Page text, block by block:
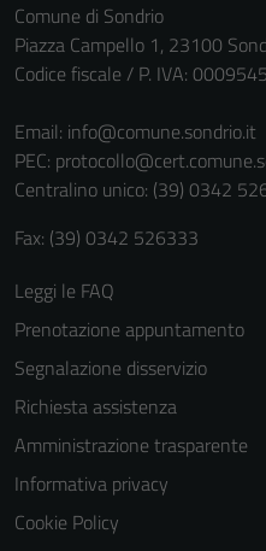
Comune di Sondrio
Piazza Campello 1, 23100
Codice fiscale / P. IVA:
Email: info@comune.sondrio.it
PEC:
Centralino unico: (39) 0342
Fax: (39) 0342 526333
Leggi le FAQ
Prenotazione appuntamento
Segnalazione disservizio
Richiesta assistenza
Amministrazione trasparente
Informativa privacy
Cookie Policy